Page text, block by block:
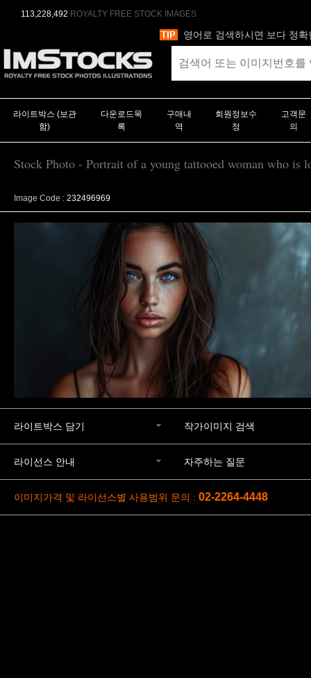
영어로 검색하시면 보다 정
113,228,492 ROYALTY FREE STOCK IMAGES
라이트박스 (보관
함)
다운로드목
록
구매내
역
회원정보수
정
고객문
의
Stock Photo - Portrait of a young tattooed woman who is
Image Code : 232496969
라이트박스 담기 작가이미지 검색
라이선스 안내 자주하는 질문
이미지가격 및 라이선스별 사용범위 문의 : 02-2264-4448